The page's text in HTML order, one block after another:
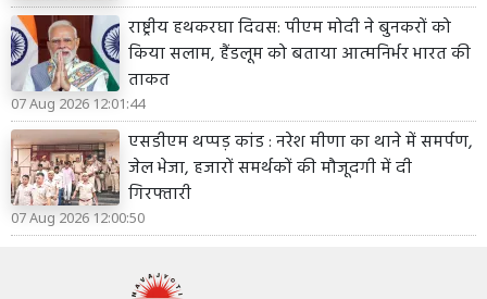
राष्ट्रीय हथकरघा दिवस: पीएम मोदी ने बुनकरों को
किया सलाम, हैंडलूम को बताया आत्मनिर्भर भारत की
ताकत
07 Aug 2026 12:01:44
एसडीएम थप्पड़ कांड : नरेश मीणा का थाने में समर्पण,
जेल भेजा, हजारों समर्थकों की मौजूदगी में दी
गिरफ्तारी
07 Aug 2026 12:00:50